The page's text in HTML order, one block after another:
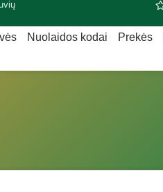
Nuolaidos kodai Prekės